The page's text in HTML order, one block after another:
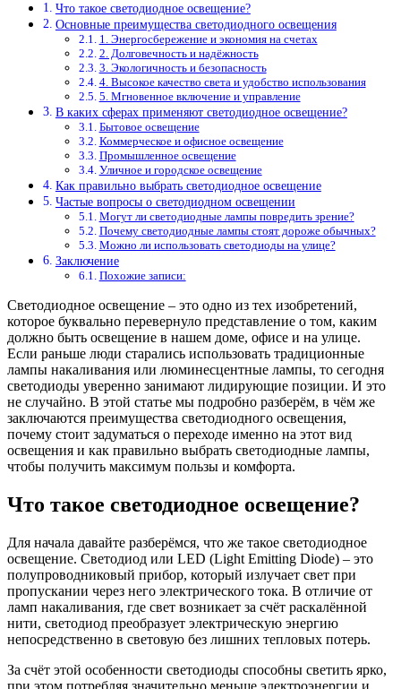
Что такое светодиодное освещение?
Основные преимущества светодиодного освещения
1. Энергосбережение и экономия на счетах
2. Долговечность и надёжность
3. Экологичность и безопасность
4. Высокое качество света и удобство использования
5. Мгновенное включение и управление
В каких сферах применяют светодиодное освещение?
Бытовое освещение
Коммерческое и офисное освещение
Промышленное освещение
Уличное и городское освещение
Как правильно выбрать светодиодное освещение
Частые вопросы о светодиодном освещении
Могут ли светодиодные лампы повредить зрение?
Почему светодиодные лампы стоят дороже обычных?
Можно ли использовать светодиоды на улице?
Заключение
Похожие записи:
Светодиодное освещение – это одно из тех изобретений,
которое буквально перевернуло представление о том, каким
должно быть освещение в нашем доме, офисе и на улице.
Если раньше люди старались использовать традиционные
лампы накаливания или люминесцентные лампы, то сегодня
светодиоды уверенно занимают лидирующие позиции. И это
не случайно. В этой статье мы подробно разберём, в чём же
заключаются преимущества светодиодного освещения,
почему стоит задуматься о переходе именно на этот вид
освещения и как правильно выбрать светодиодные лампы,
чтобы получить максимум пользы и комфорта.
Что такое светодиодное освещение?
Для начала давайте разберёмся, что же такое светодиодное
освещение. Светодиод или LED (Light Emitting Diode) – это
полупроводниковый прибор, который излучает свет при
пропускании через него электрического тока. В отличие от
ламп накаливания, где свет возникает за счёт раскалённой
нити, светодиод преобразует электрическую энергию
непосредственно в световую без лишних тепловых потерь.
За счёт этой особенности светодиоды способны светить ярко,
при этом потребляя значительно меньше электроэнергии и